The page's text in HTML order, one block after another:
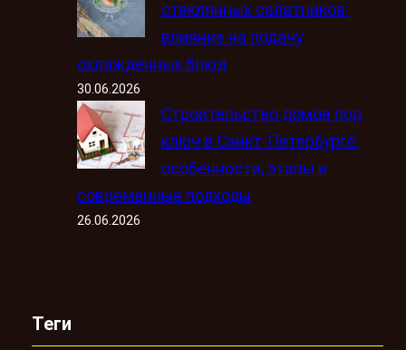
стеклянных салатников:
влияние на подачу
охлаждённых блюд
30.06.2026
Строительство домов под
ключ в Санкт-Петербурге:
особенности, этапы и
современные подходы
26.06.2026
Теги